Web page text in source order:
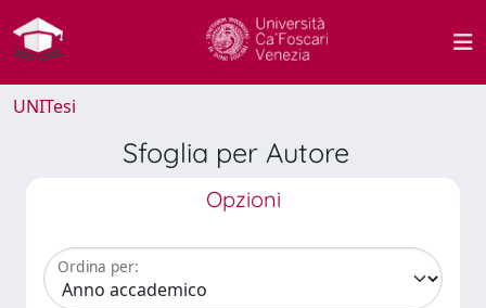
UNITesi
Sfoglia per Autore
Opzioni
Ordina per: